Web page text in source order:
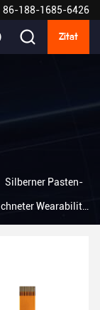
86-188-1685-6426
Zitat
Silberner Pasten-
Wearability